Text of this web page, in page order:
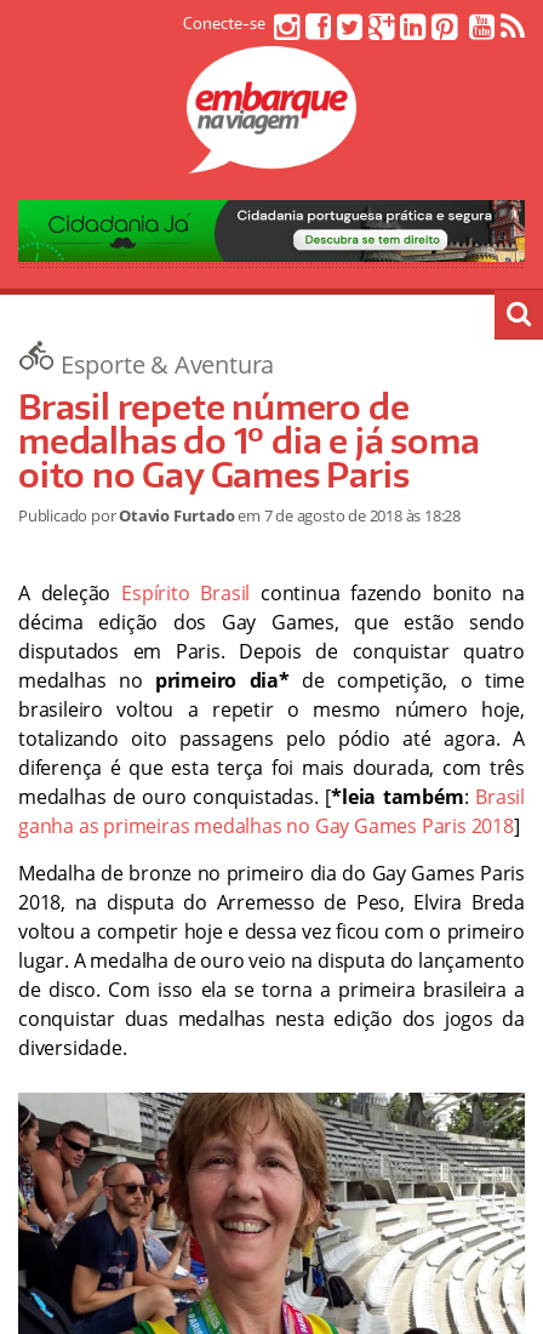
Conecte-se
Esporte & Aventura
Brasil repete número de
medalhas do 1º dia e já soma
oito no Gay Games Paris
Publicado porOtavio Furtadoem 7 de agosto de 2018às 18:28
A deleção Espírito Brasil continua fazendo bonito na
décima edição dos Gay Games, que estão sendo
disputados em Paris. Depois de conquistar quatro
medalhas no primeiro dia*de competição, o time
brasileiro voltou a repetir o mesmo número hoje,
totalizando oito passagens pelo pódio até agora. A
diferença é que esta terça foi mais dourada, com três
medalhas de ouro conquistadas. [*leia também: Brasil
ganha as primeiras medalhas no Gay Games Paris 2018]
Medalha de bronze no primeiro dia do Gay Games Paris
2018, na disputa do Arremesso de Peso, Elvira Breda
voltou a competir hoje e dessa vez ficou com o primeiro
lugar. A medalha de ouro veio na disputa do lançamento
de disco. Com isso ela se torna a primeira brasileira a
conquistar duas medalhas nesta edição dos jogos da
diversidade.